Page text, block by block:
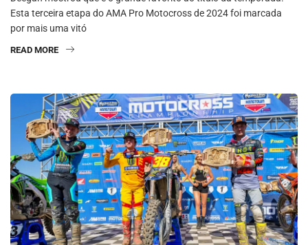
Esta terceira etapa do AMA Pro Motocross de 2024 foi marcada
por mais uma vitó
READ MORE